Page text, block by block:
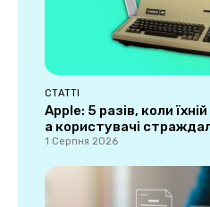
СТАТТІ
Apple: 5 разів, коли
а користувачі
1 Серпня 2026